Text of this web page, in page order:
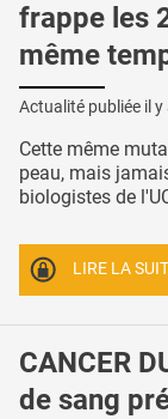
frappe les
même
Actualité publiée il y
Cette même
peau, mais
biologistes de
LIRE LA
CANCER
de sang